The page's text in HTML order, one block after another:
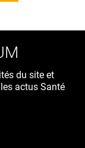
du site et
actus Santé